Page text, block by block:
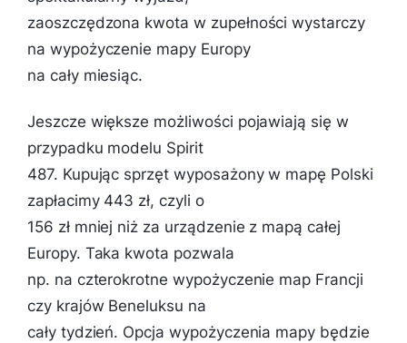
zaoszczędzona kwota w zupełności wystarczy
na wypożyczenie mapy Europy
na cały miesiąc.
Jeszcze większe możliwości pojawiają się w
przypadku modelu Spirit
487. Kupując sprzęt wyposażony w mapę Polski
zapłacimy 443 zł, czyli o
156 zł mniej niż za urządzenie z mapą całej
Europy. Taka kwota pozwala
np. na czterokrotne wypożyczenie map Francji
czy krajów Beneluksu na
cały tydzień. Opcja wypożyczenia mapy będzie